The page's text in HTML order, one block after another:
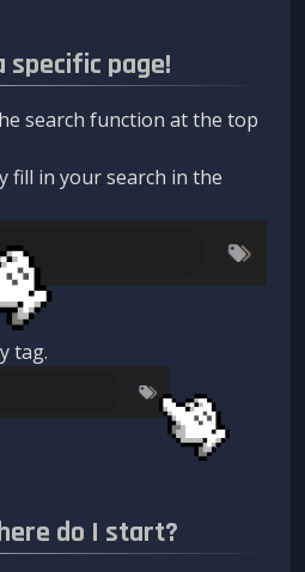
specific page!
search function at the top
fill in your search in the
tag.
do I start?